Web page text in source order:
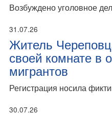
Возбуждено уголовное
31.07.26
Житель
своей комнате в
мигрантов
Регистрация носила
30.07.26